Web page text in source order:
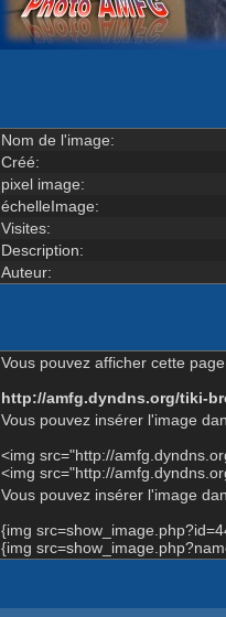
Nom de l'image:
Créé:
pixel image:
échelleImage:
Visites:
Description:
Auteur:
Vous pouvez afficher cette
http://amfg.dyndns.org/tiki-
Vous pouvez insérer l'image
<img src="http://
<img src="http://
Vous pouvez insérer l'image
{img
{img